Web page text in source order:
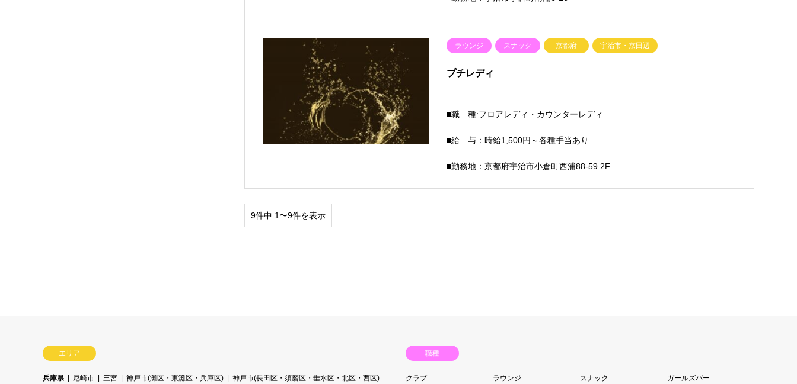
ラウンジ スナック 京都府 宇治市・京田辺
プチレディ
■職 種:フロアレディ・カウンターレディ
■給 与：時給1,500円～各種手当あり
■勤務地：京都府宇治市小倉町西浦88-59 2F
9件中 1〜9件を表示
エリア
兵庫県 尼崎市 三宮 神戸市(灘区・東灘区・兵庫区) 神戸市(長田区・須磨区・垂水区・北区・西区)
職種
クラブ ラウンジ スナック ガールズバー